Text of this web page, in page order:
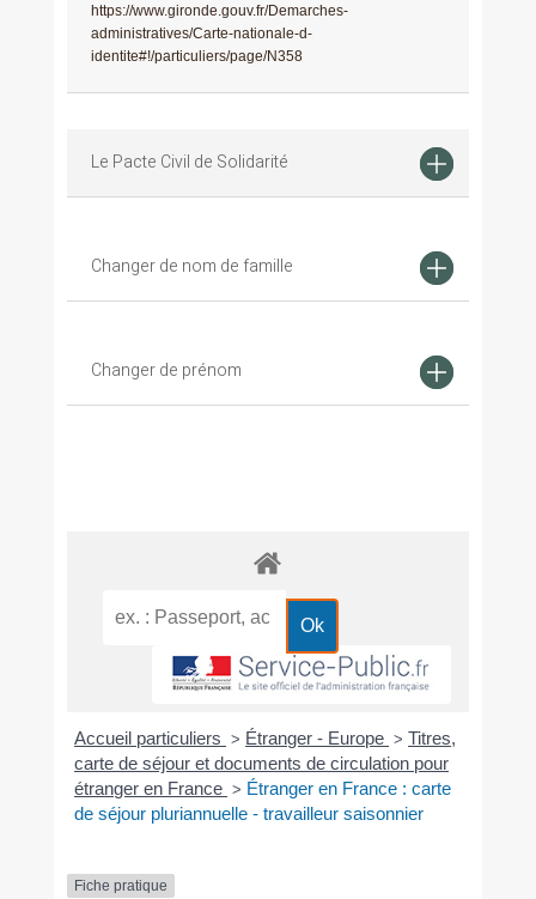
https://www.gironde.gouv.fr/Demarches-
administratives/Carte-nationale-d-
identite#!/particuliers/page/N358
Le Pacte Civil de Solidarité
Changer de nom de famille
Changer de prénom
Accueil particuliers > Étranger - Europe > Titres,
carte de séjour et documents de circulation pour
étranger en France > Étranger en France : carte
de séjour pluriannuelle - travailleur saisonnier
Fiche pratique